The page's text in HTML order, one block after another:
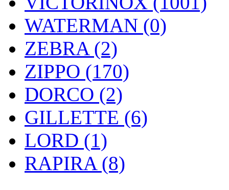
WATERMAN (0)
ZEBRA (2)
ZIPPO (170)
DORCO (2)
GILLETTE (6)
LORD (1)
RAPIRA (8)